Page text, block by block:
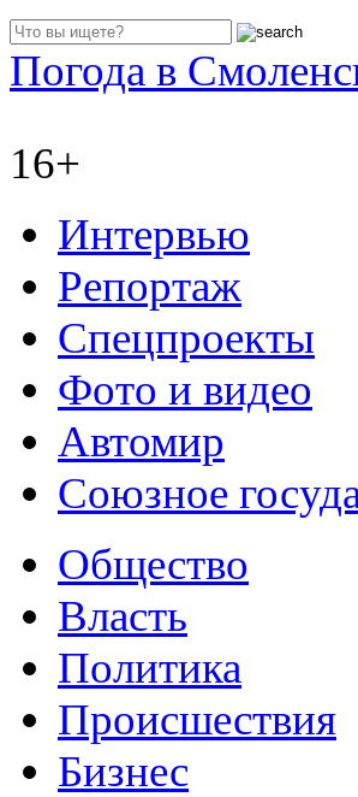
Погода в
16+
Интервью
Репортаж
Спецпроекты
Фото и видео
Автомир
Союзное
Общество
Власть
Политика
Происшествия
Бизнес